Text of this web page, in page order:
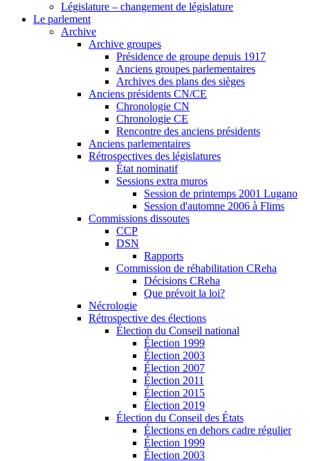
Législature – changement de législature
Le parlement
Archive
Archive groupes
Présidence de groupe depuis 1917
Anciens groupes parlementaires
Archives des plans des sièges
Anciens présidents CN/CE
Chronologie CN
Chronologie CE
Rencontre des anciens présidents
Anciens parlementaires
Rétrospectives des législatures
État nominatif
Sessions extra muros
Session de printemps 2001 Lugano
Session d'automne 2006 à Flims
Commissions dissoutes
CCP
DSN
Rapports
Commission de réhabilitation CReha
Décisions CReha
Que prévoit la loi?
Nécrologie
Rétrospective des élections
Élection du Conseil national
Élection 1999
Élection 2003
Élection 2007
Élection 2011
Élection 2015
Élection 2019
Élection du Conseil des États
Élections en dehors cadre régulier
Élection 1999
Élection 2003